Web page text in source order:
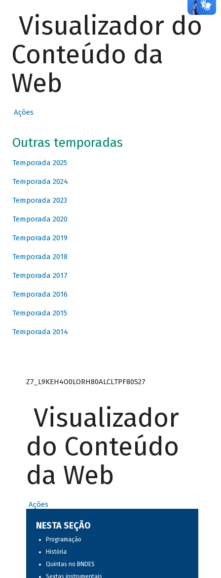
Visualizador do
Conteúdo da
Web
Ações
Outras temporadas
Temporada 2025
Temporada 2024
Temporada 2023
Temporada 2020
Temporada 2019
Temporada 2018
Temporada 2017
Temporada 2016
Temporada 2015
Temporada 2014
Z7_L9KEH4O0LORH80ALCLTPF80S27
Visualizador
do Conteúdo
da Web
Ações
NESTA SEÇÃO
Programação
História
Quintas no BNDES